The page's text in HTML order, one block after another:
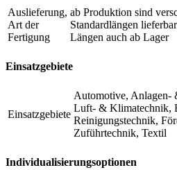
Auslieferung,
Art der
Fertigung
ab Produktion sind
Standardlängen
Längen auch ab Lager
Einsatzgebiete
Einsatzgebiete
Automotive, Anlagen-
Luft- & Klimatechnik,
Reinigungstechnik,
Zuführtechnik, Textil
Individualisierungsoptionen